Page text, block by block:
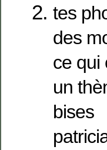
tes
des
ce qui
un
bises